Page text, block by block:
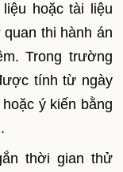
hoặc tài liệu
thi hành án
Trong trường
tính từ ngày
ý kiến bằng
thời gian thử